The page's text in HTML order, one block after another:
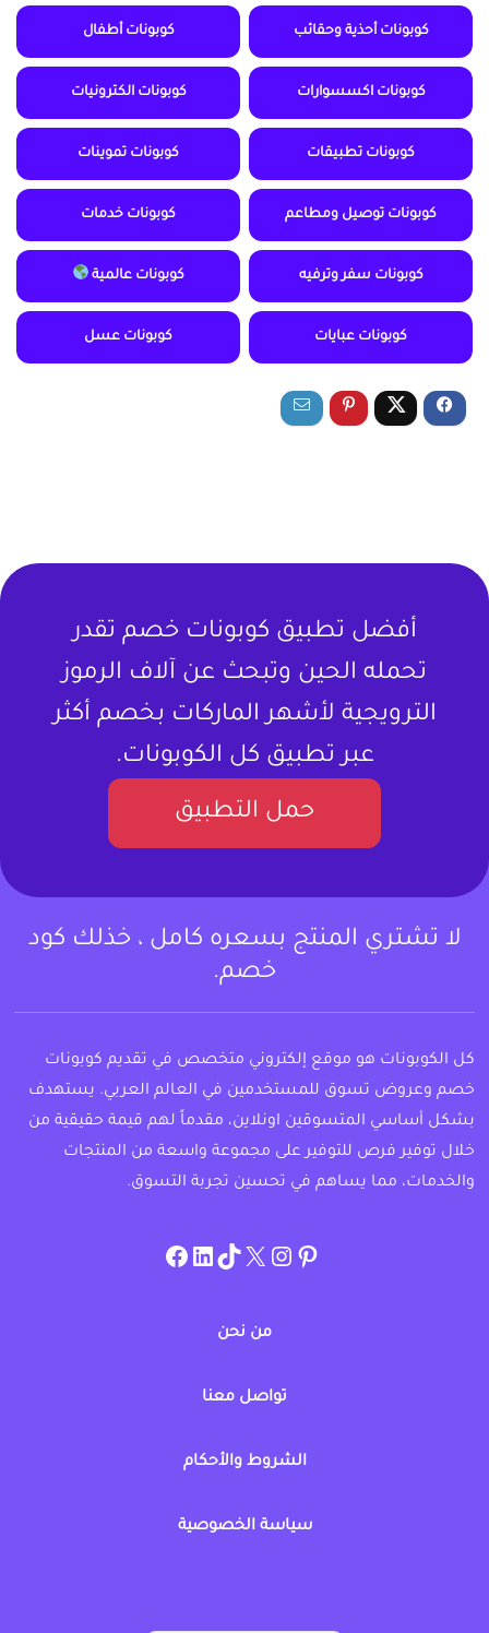
كوبونات أحذية وحقائب كوبونات أطفال
كوبونات اكسسوارات كوبونات الكترونيات
كوبونات تطبيقات كوبونات تموينات
كوبونات توصيل ومطاعم كوبونات خدمات
كوبونات سفر وترفيه كوبونات عالمية
كوبونات عبايات كوبونات عسل
أفضل تطبيق كوبونات خصم تقدر
تحمله الحين وتبحث عن آلاف الرموز
الترويجية لأشهر الماركات بخصم أكثر
عبر تطبيق كل الكوبونات.
حمل التطبيق
لا تشتري المنتج بسعره كامل ، خذلك كود
خصم.
كل الكوبونات هو موقع إلكتروني متخصص في تقديم كوبونات
خصم وعروض تسوق للمستخدمين في العالم العربي. يستهدف
بشكل أساسي المتسوقين اونلاين، مقدماً لهم قيمة حقيقية من
خلال توفير فرص للتوفير على مجموعة واسعة من المنتجات
والخدمات، مما يساهم في تحسين تجربة التسوق.
pinterest
allcouponat
twitter
TikTok
linkedin
facebook
من نحن
تواصل معنا
الشروط والأحكام
سياسة الخصوصية